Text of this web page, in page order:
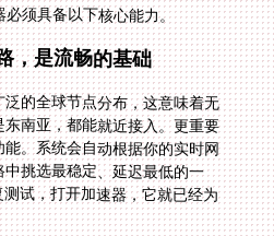
须具备以下核心能力。
，是流畅的基础
的全球节点分布，这意味着无
南亚，都能就近接入。更重要
。系统会自动根据你的实时网
中挑选最稳定、延迟最低的一
试，打开加速器，它就已经为